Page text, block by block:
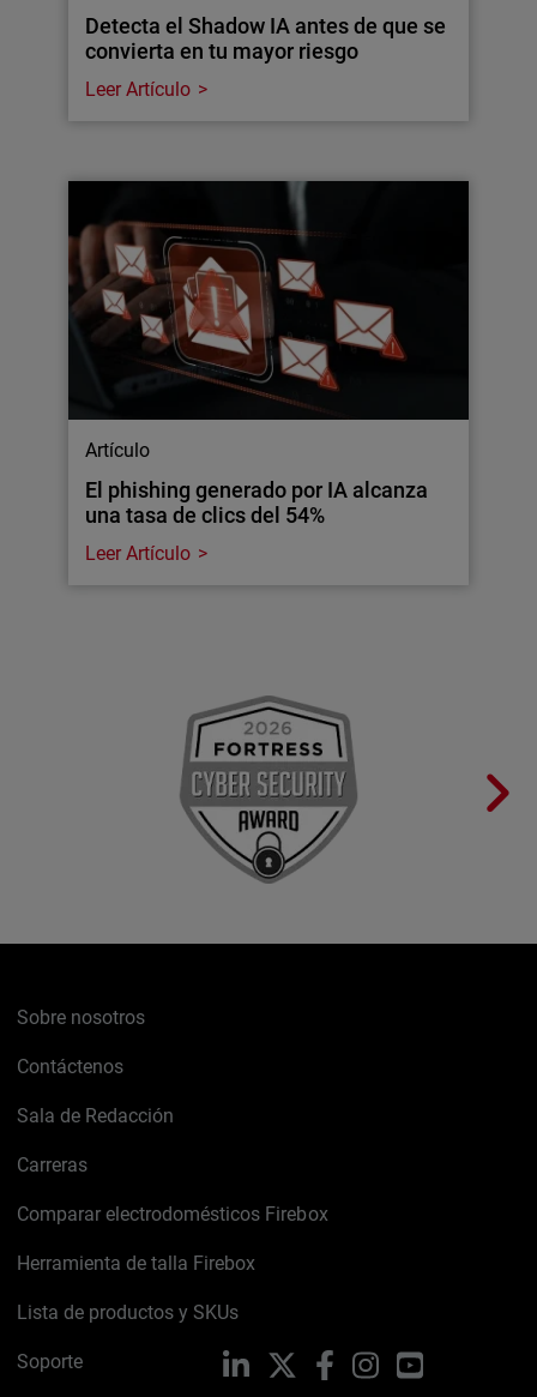
Detecta el Shadow IA antes de que se
convierta en tu mayor riesgo
Leer Artículo
Artículo
El phishing generado por IA alcanza
una tasa de clics del 54%
Leer Artículo
Sobre nosotros
Contáctenos
Sala de Redacción
Carreras
Comparar electrodomésticos Firebox
Herramienta de talla Firebox
Lista de productos y SKUs
Soporte LinkedIn FacebookInstagramYouTube